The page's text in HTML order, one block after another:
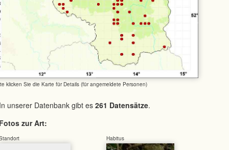
klicken Sie die Karte für Details (für angemeldete Personen)
unserer Datenbank gibt es 261 Datensätze.
zur Art:
Habitus